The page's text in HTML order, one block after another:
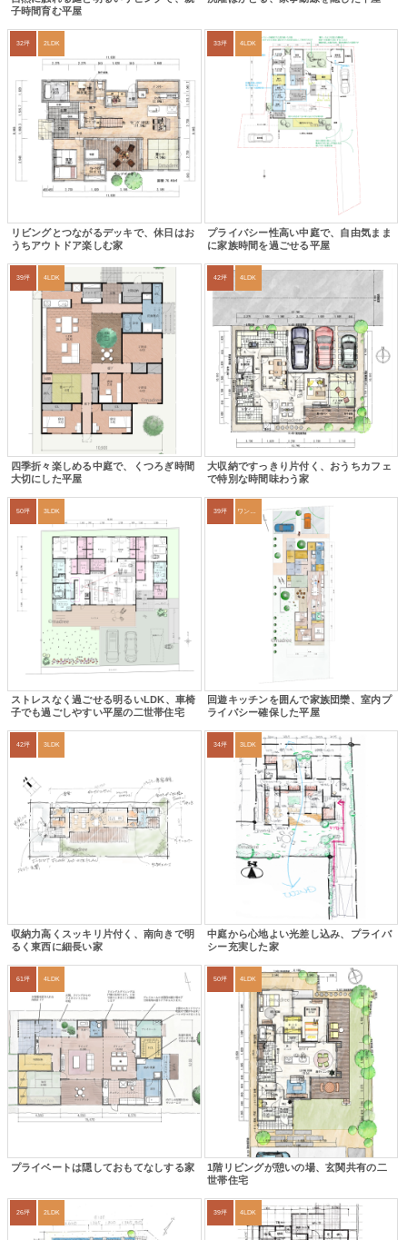
子時間育む平屋
32坪 2LDK
リビングとつながるデッキで、休日はお
うちアウトドア楽しむ家
33坪 4LDK
プライバシー性高い中庭で、自由気まま
に家族時間を過ごせる平屋
39坪 4LDK
四季折々楽しめる中庭で、くつろぎ時間
大切にした平屋
42坪 4LDK
大収納ですっきり片付く、おうちカフェ
で特別な時間味わう家
50坪 3LDK
ストレスなく過ごせる明るいLDK、車椅
子でも過ごしやすい平屋の二世帯住宅
39坪
回遊キッチンを囲んで家族団欒、室内プ
ライバシー確保した平屋
42坪 3LDK
収納力高くスッキリ片付く、南向きで明
るく東西に細長い家
34坪 3LDK
中庭から心地よい光差し込み、プライバ
シー充実した家
61坪 4LDK
プライベートは隠しておもてなしする家
50坪 4LDK
1階リビングが憩いの場、玄関共有の二
世帯住宅
26坪 2LDK 39坪 4LDK